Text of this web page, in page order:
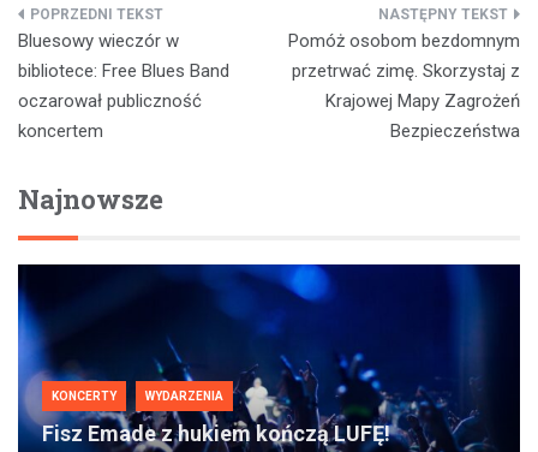
Nawigacja
wpisu
Bluesowy wieczór w
bibliotece: Free Blues Band
oczarował publiczność
koncertem
Pomóż osobom bezdomnym
przetrwać zimę. Skorzystaj z
Krajowej Mapy Zagrożeń
Bezpieczeństwa
Najnowsze
KONCERTY WYDARZENIA
Fisz Emade z hukiem kończą LUFĘ!